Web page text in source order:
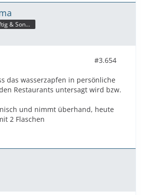
Wärmebedürftig & Sonnenhungrig
#3.654
das wasserzapfen in persönliche
Restaurants untersagt wird bzw.
und nimmt überhand, heute
2 Flaschen